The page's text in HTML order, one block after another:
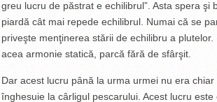
greu lucru de păstrat e echilibrul”. Asta spera
piardă cât mai repede echilibrul. Numai că se
priveşte menţinerea stării de echilibru a
acea armonie statică, parcă fără de sfârşit.
Dar acest lucru până la urma urmei nu era
înghesuie la cârligul pescarului. Acest lucru